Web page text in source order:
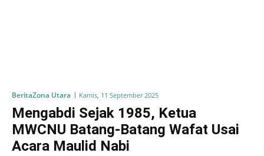
BeritaZona Utara Kamis, 11 September 2025
Mengabdi Sejak 1985, Ketua
MWCNU Batang-Batang Wafat Usai
Acara Maulid Nabi